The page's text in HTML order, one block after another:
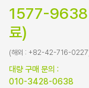
1577-9638
료)
(해외 : +82-42-716-
대량 구매 문의 :
010-3428-0638